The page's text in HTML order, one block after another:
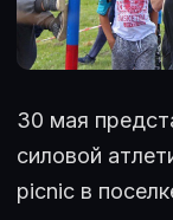
30 мая
силовой
picnic в